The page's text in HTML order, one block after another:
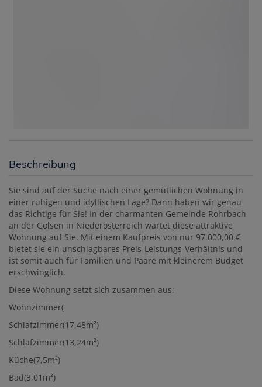
Beschreibung
Sie sind auf der Suche nach einer gemütlichen Wohnung in
einer ruhigen und idyllischen Lage? Dann haben wir genau
das Richtige für Sie! In der charmanten Gemeinde Rohrbach
an der Gölsen in Niederösterreich wartet diese attraktive
Wohnung auf Sie. Mit einem Kaufpreis von nur 97.000,00 €
bietet sie ein unschlagbares Preis-Leistungs-Verhältnis und
ist somit auch für Familien und Paare mit kleinerem Budget
erschwinglich.
Diese Wohnung setzt sich zusammen aus:
Wohnzimmer(
Schlafzimmer(17,48m²)
Schlafzimmer(13,24m²)
Küche(7,5m²)
Bad(3,01m²)